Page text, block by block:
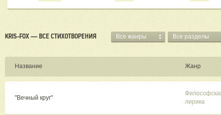
KRIS-FOX — ВСЕ СТИХОТВОРЕНИЯ Все жанры Все разделы
Название Жанр
"Вечный круг"
лирика